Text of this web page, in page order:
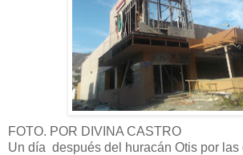
FOTO. POR DIVINA CASTRO
Un día después del huracán Otis por las